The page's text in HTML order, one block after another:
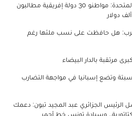
تأشيرة الدخول للولايات المتحدة: مواطنو 30 دولة إفريقية مطالبون
هل حافظت على نسب ملئها رغم
مرتقبة بالدار البيضاء
وتضع إسبانيا في مواجهة التضارب
الرئيس الجزائري عبد المجيد تبون: دعمك
وسيادة تونس خط أحمر